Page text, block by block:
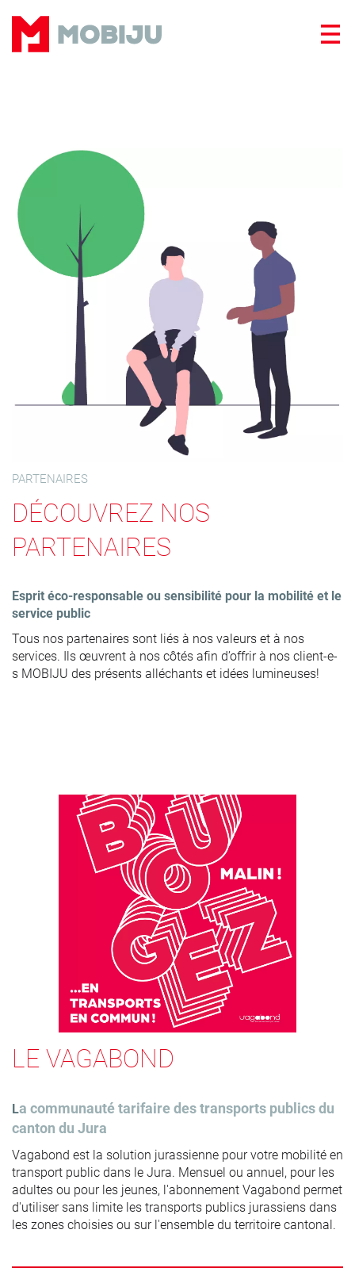
PARTENAIRES
DÉCOUVREZ NOS
PARTENAIRES
Esprit éco-responsable ou sensibilité pour la mobilité et le
service public
Tous nos partenaires sont liés à nos valeurs et à nos
services. Ils œuvrent à nos côtés afin d’offrir à nos client-e-
s MOBIJU des présents alléchants et idées lumineuses!
LE VAGABOND
La communauté tarifaire des transports publics du
canton du Jura
Vagabond est la solution jurassienne pour votre mobilité en
transport public dans le Jura. Mensuel ou annuel, pour les
adultes ou pour les jeunes, l'abonnement Vagabond permet
d'utiliser sans limite les transports publics jurassiens dans
les zones choisies ou sur l'ensemble du territoire cantonal.